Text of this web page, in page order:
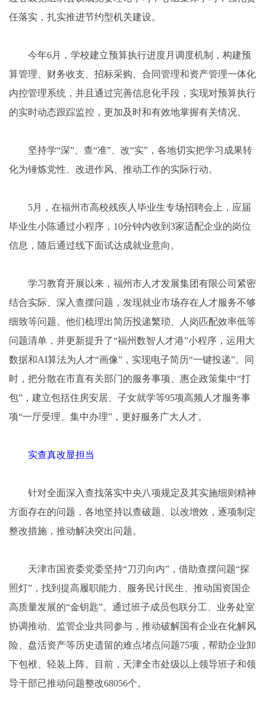
任落实，扎实推进节约型机关建设。
今年6月，学校建立预算执行进度月调度机制，构建预
算管理、财务收支、招标采购、合同管理和资产管理一体化
内控管理系统，并且通过完善信息化手段，实现对预算执行
的实时动态跟踪监控，更加及时和有效地掌握有关情况。
坚持学“深”、查“准”、改“实”，各地切实把学习成果转
化为锤炼党性、改进作风、推动工作的实际行动。
5月，在福州市高校残疾人毕业生专场招聘会上，应届
毕业生小陈通过小程序，10分钟内收到3家适配企业的岗位
信息，随后通过线下面试达成就业意向。
学习教育开展以来，福州市人才发展集团有限公司紧密
结合实际、深入查摆问题，发现就业市场存在人才服务不够
细致等问题。他们梳理出简历投递繁琐、人岗匹配效率低等
问题清单，并更新提升了“福州数智人才港”小程序，运用大
数据和AI算法为人才“画像”，实现电子简历“一键投递”。同
时，把分散在市直有关部门的服务事项、惠企政策集中“打
包”，建立包括住房安居、子女就学等95项高频人才服务事
项“一厅受理、集中办理”，更好服务广大人才。
实查真改显担当
针对全面深入查找落实中央八项规定及其实施细则精神
方面存在的问题，各地坚持以查破题、以改增效，逐项制定
整改措施，推动解决突出问题。
天津市国资委党委坚持“刀刃向内”，借助查摆问题“探
照灯”，找到提高履职能力、服务民计民生、推动国资国企
高质量发展的“金钥匙”。通过班子成员包联分工、业务处室
协调推动、监管企业共同参与，推动破解国有企业在化解风
险、盘活资产等历史遗留的难点堵点问题75项，帮助企业卸
下包袱、轻装上阵。目前，天津全市处级以上领导班子和领
导干部已推动问题整改68056个。